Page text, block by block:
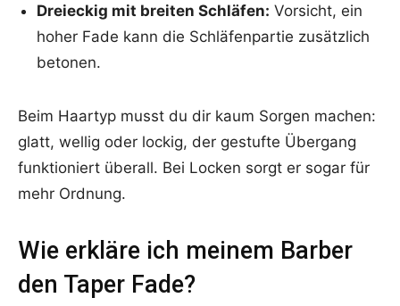
Dreieckig mit breiten Schläfen: Vorsicht, ein
hoher Fade kann die Schläfenpartie zusätzlich
betonen.
Beim Haartyp musst du dir kaum Sorgen machen:
glatt, wellig oder lockig, der gestufte Übergang
funktioniert überall. Bei Locken sorgt er sogar für
mehr Ordnung.
Wie erkläre ich meinem Barber
den Taper Fade?